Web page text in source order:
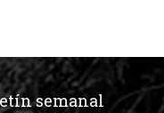
semanal